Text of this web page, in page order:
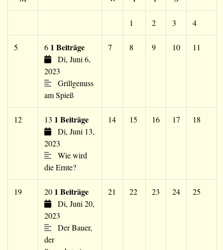
1 2 3 4
5 6 1 Beiträge
Di, Juni 6,
2023
Grillgenuss
am Spieß
7 8 9 10 11
12 13 1 Beiträge
Di, Juni 13,
2023
Wie wird
die Ernte?
14 15 16 17 18
19 20 1 Beiträge
Di, Juni 20,
2023
Der Bauer,
der
21 22 23 24 25